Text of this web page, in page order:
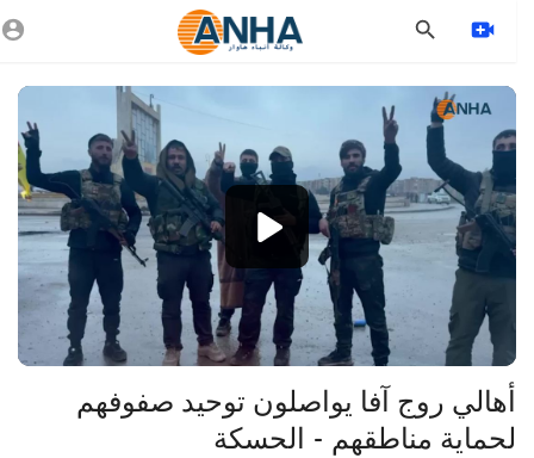
Video
Player
1080p
240p
auto
⁣أهالي روج آفا يواصلون توحيد صفوفهم
لحماية مناطقهم - الحسكة